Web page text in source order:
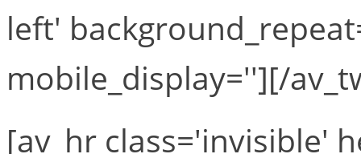
left'
mobile_display=''][/
[av_hr class='invisible'